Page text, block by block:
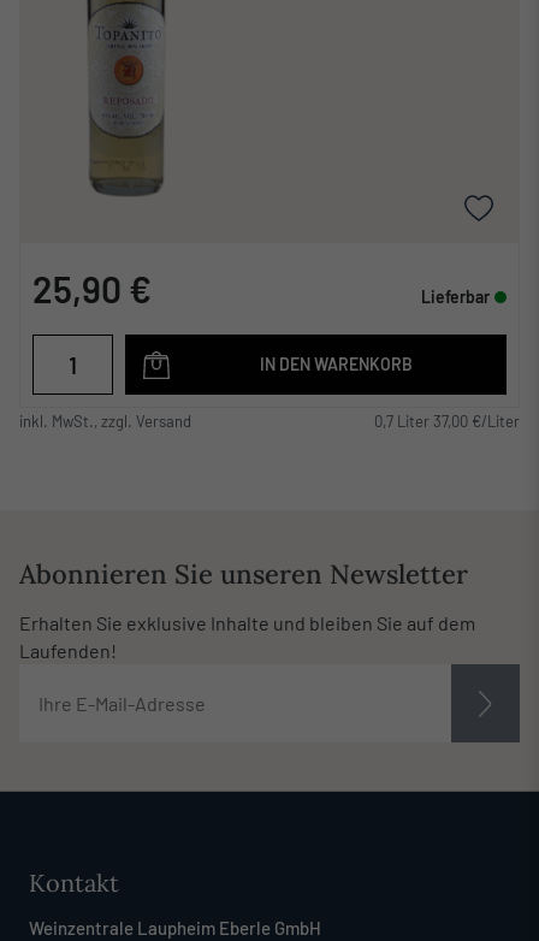
25,90 € Lieferbar
IN DEN WARENKORB
inkl. MwSt., zzgl. Versand 0,7 Liter 37,00 €/Liter
Abonnieren Sie unseren Newsletter
Erhalten Sie exklusive Inhalte und bleiben Sie auf dem
Laufenden!
Kontakt
Weinzentrale Laupheim Eberle GmbH